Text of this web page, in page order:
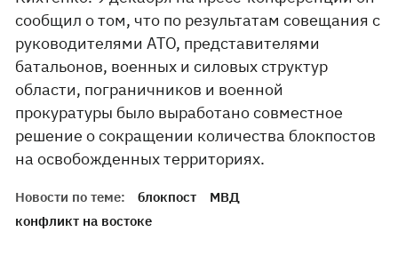
сообщил о том, что по результатам совещания с
руководителями АТО, представителями
батальонов, военных и силовых структур
области, пограничников и военной
прокуратуры было выработано совместное
решение о сокращении количества блокпостов
на освобожденных территориях.
Новости по теме: блокпост
МВД
конфликт на востоке